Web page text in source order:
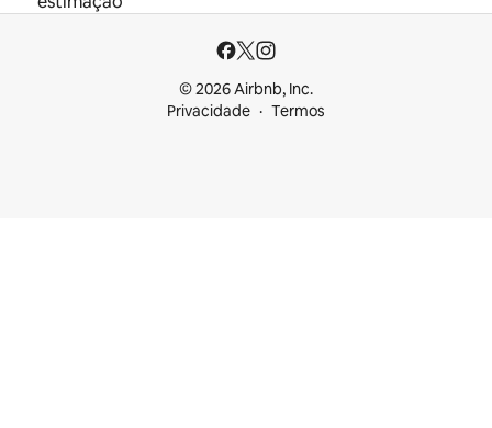
© 2026 Airbnb, Inc.
Privacidade
Termos